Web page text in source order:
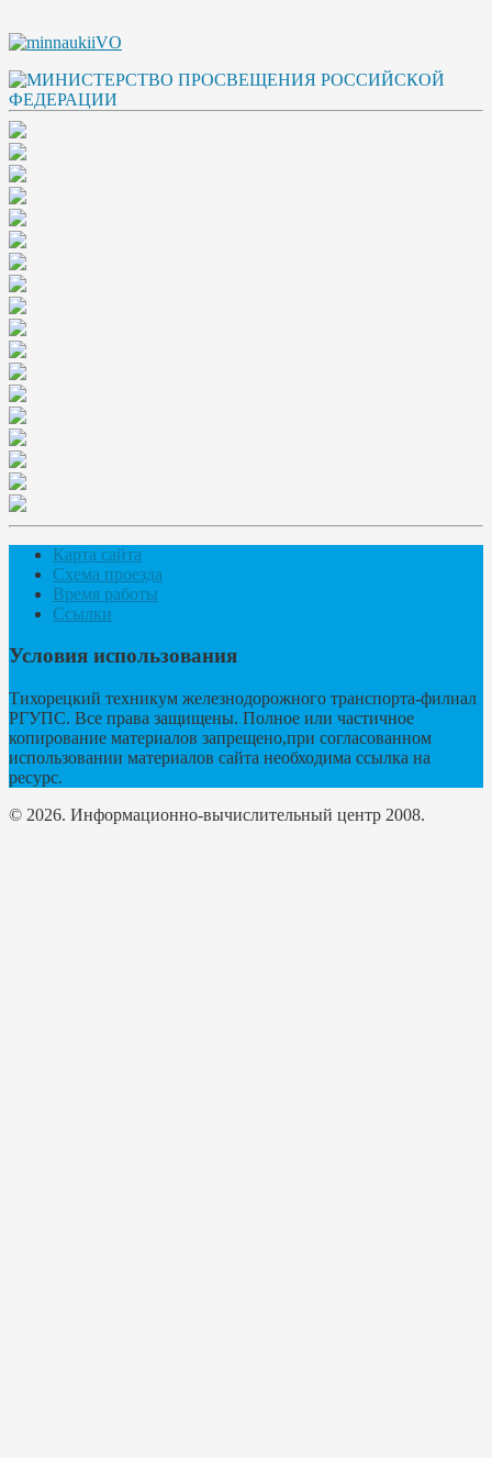
Карта сайта
Схема проезда
Время работы
Ссылки
Условия использования
Тихорецкий техникум железнодорожного транспорта-филиал
РГУПС. Все права защищены. Полное или частичное
копирование материалов запрещено,при согласованном
использовании материалов сайта необходима ссылка на
ресурс.
© 2026. Информационно-вычислительный центр 2008.